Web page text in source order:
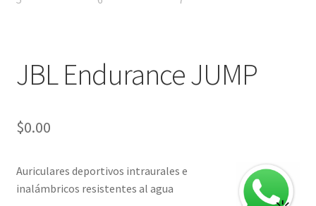
JBL Endurance JUMP
$0.00
Auriculares deportivos intraurales e
inalámbricos resistentes al agua